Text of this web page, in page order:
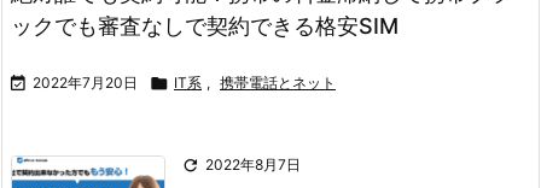
ックでも審査なしで契約できる格安SIM
 2022年7月20日  IT系 , 携帯電話とネット
 2022年8月7日